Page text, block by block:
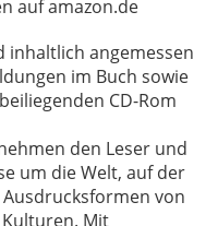
auf amazon.de
inhaltlich angemessen
im Buch sowie
CD-Rom
den Leser und
um die Welt, auf der
von
Mit